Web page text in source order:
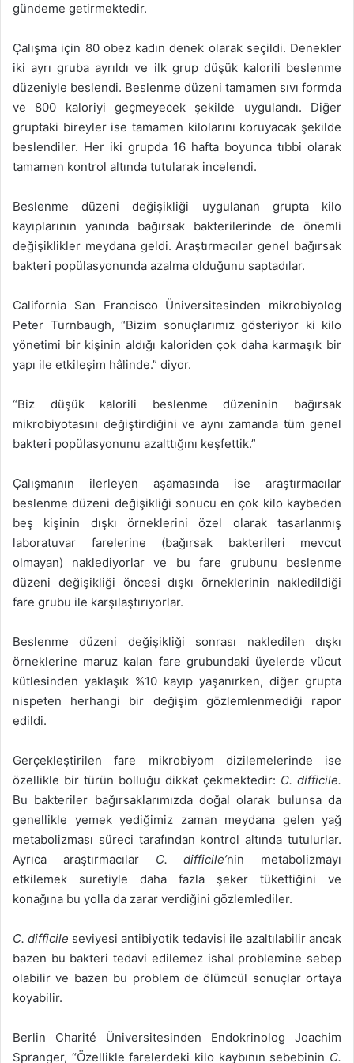
gündeme getirmektedir.
Çalışma için 80 obez kadın denek olarak seçildi. Denekler
iki ayrı gruba ayrıldı ve ilk grup düşük kalorili beslenme
düzeniyle beslendi. Beslenme düzeni tamamen sıvı formda
ve 800 kaloriyi geçmeyecek şekilde uygulandı. Diğer
gruptaki bireyler ise tamamen kilolarını koruyacak şekilde
beslendiler. Her iki grupda 16 hafta boyunca tıbbi olarak
tamamen kontrol altında tutularak incelendi.
Beslenme düzeni değişikliği uygulanan grupta kilo
kayıplarının yanında bağırsak bakterilerinde de önemli
değişiklikler meydana geldi. Araştırmacılar genel bağırsak
bakteri popülasyonunda azalma olduğunu saptadılar.
California San Francisco Üniversitesinden mikrobiyolog
Peter Turnbaugh, “Bizim sonuçlarımız gösteriyor ki kilo
yönetimi bir kişinin aldığı kaloriden çok daha karmaşık bir
yapı ile etkileşim hâlinde.” diyor.
“Biz düşük kalorili beslenme düzeninin bağırsak
mikrobiyotasını değiştirdiğini ve aynı zamanda tüm genel
bakteri popülasyonunu azalttığını keşfettik.”
Çalışmanın ilerleyen aşamasında ise araştırmacılar
beslenme düzeni değişikliği sonucu en çok kilo kaybeden
beş kişinin dışkı örneklerini özel olarak tasarlanmış
laboratuvar farelerine (bağırsak bakterileri mevcut
olmayan) naklediyorlar ve bu fare grubunu beslenme
düzeni değişikliği öncesi dışkı örneklerinin nakledildiği
fare grubu ile karşılaştırıyorlar.
Beslenme düzeni değişikliği sonrası nakledilen dışkı
örneklerine maruz kalan fare grubundaki üyelerde vücut
kütlesinden yaklaşık %10 kayıp yaşanırken, diğer grupta
nispeten herhangi bir değişim gözlemlenmediği rapor
edildi.
Gerçekleştirilen fare mikrobiyom dizilemelerinde ise
özellikle bir türün bolluğu dikkat çekmektedir: C. difficile.
Bu bakteriler bağırsaklarımızda doğal olarak bulunsa da
genellikle yemek yediğimiz zaman meydana gelen yağ
metabolizması süreci tarafından kontrol altında tutulurlar.
Ayrıca araştırmacılar C. difficile’nin metabolizmayı
etkilemek suretiyle daha fazla şeker tükettiğini ve
konağına bu yolla da zarar verdiğini gözlemlediler.
C. difficile seviyesi antibiyotik tedavisi ile azaltılabilir ancak
bazen bu bakteri tedavi edilemez ishal problemine sebep
olabilir ve bazen bu problem de ölümcül sonuçlar ortaya
koyabilir.
Berlin Charité Üniversitesinden Endokrinolog Joachim
Spranger, “Özellikle farelerdeki kilo kaybının sebebinin C.